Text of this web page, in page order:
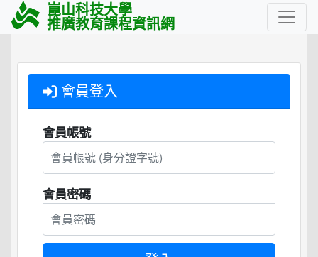
崑山科技大學
推廣教育課程資訊網
會員登入
會員帳號
會員密碼